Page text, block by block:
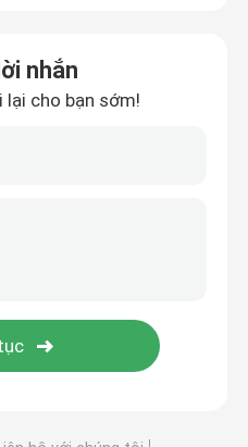
nhắn
lại cho bạn sớm!